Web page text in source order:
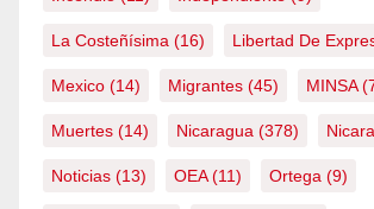
La Costeñísima (16) Libertad De
Mexico (14) Migrantes (45) MINSA
Muertes (14) Nicaragua (378)
Noticias (13) OEA(11) Ortega (9)